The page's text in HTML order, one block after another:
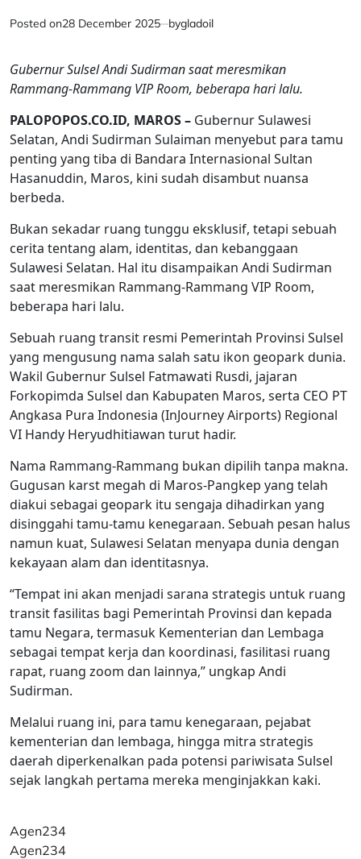
Posted on28 December 2025 bygladoil
Gubernur Sulsel Andi Sudirman saat meresmikan
Rammang-Rammang VIP Room, beberapa hari lalu.
PALOPOPOS.CO.ID, MAROS – Gubernur Sulawesi
Selatan, Andi Sudirman Sulaiman menyebut para tamu
penting yang tiba di Bandara Internasional Sultan
Hasanuddin, Maros, kini sudah disambut nuansa
berbeda.
Bukan sekadar ruang tunggu eksklusif, tetapi sebuah
cerita tentang alam, identitas, dan kebanggaan
Sulawesi Selatan. Hal itu disampaikan Andi Sudirman
saat meresmikan Rammang-Rammang VIP Room,
beberapa hari lalu.
Sebuah ruang transit resmi Pemerintah Provinsi Sulsel
yang mengusung nama salah satu ikon geopark dunia.
Wakil Gubernur Sulsel Fatmawati Rusdi, jajaran
Forkopimda Sulsel dan Kabupaten Maros, serta CEO PT
Angkasa Pura Indonesia (InJourney Airports) Regional
VI Handy Heryudhitiawan turut hadir.
Nama Rammang-Rammang bukan dipilih tanpa makna.
Gugusan karst megah di Maros-Pangkep yang telah
diakui sebagai geopark itu sengaja dihadirkan yang
disinggahi tamu-tamu kenegaraan. Sebuah pesan halus
namun kuat, Sulawesi Selatan menyapa dunia dengan
kekayaan alam dan identitasnya.
“Tempat ini akan menjadi sarana strategis untuk ruang
transit fasilitas bagi Pemerintah Provinsi dan kepada
tamu Negara, termasuk Kementerian dan Lembaga
sebagai tempat kerja dan koordinasi, fasilitasi ruang
rapat, ruang zoom dan lainnya,” ungkap Andi
Sudirman.
Melalui ruang ini, para tamu kenegaraan, pejabat
kementerian dan lembaga, hingga mitra strategis
daerah diperkenalkan pada potensi pariwisata Sulsel
sejak langkah pertama mereka menginjakkan kaki.
Agen234
Agen234